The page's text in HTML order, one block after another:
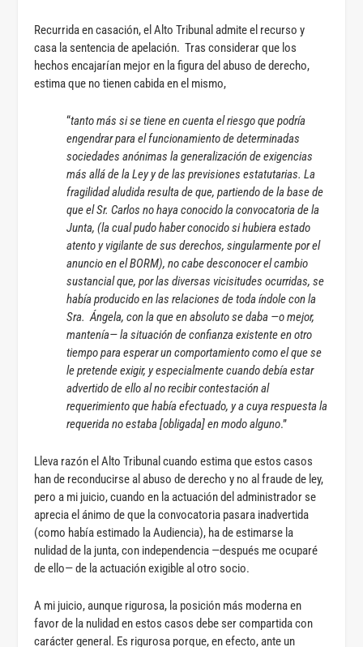
Recurrida en casación, el Alto Tribunal admite el recurso y
casa la sentencia de apelación. Tras considerar que los
hechos encajarían mejor en la figura del abuso de derecho,
estima que no tienen cabida en el mismo,
“tanto más si se tiene en cuenta el riesgo que podría
engendrar para el funcionamiento de determinadas
sociedades anónimas la generalización de exigencias
más allá de la Ley y de las previsiones estatutarias. La
fragilidad aludida resulta de que, partiendo de la base de
que el Sr. Carlos no haya conocido la convocatoria de la
Junta, (la cual pudo haber conocido si hubiera estado
atento y vigilante de sus derechos, singularmente por el
anuncio en el BORM), no cabe desconocer el cambio
sustancial que, por las diversas vicisitudes ocurridas, se
había producido en las relaciones de toda índole con la
Sra. Ángela, con la que en absoluto se daba —o mejor,
mantenía— la situación de confianza existente en otro
tiempo para esperar un comportamiento como el que se
le pretende exigir, y especialmente cuando debía estar
advertido de ello al no recibir contestación al
requerimiento que había efectuado, y a cuya respuesta la
requerida no estaba [obligada] en modo alguno.”
Lleva razón el Alto Tribunal cuando estima que estos casos
han de reconducirse al abuso de derecho y no al fraude de ley,
pero a mi juicio, cuando en la actuación del administrador se
aprecia el ánimo de que la convocatoria pasara inadvertida
(como había estimado la Audiencia), ha de estimarse la
nulidad de la junta, con independencia —después me ocuparé
de ello— de la actuación exigible al otro socio.
A mi juicio, aunque rigurosa, la posición más moderna en
favor de la nulidad en estos casos debe ser compartida con
carácter general. Es rigurosa porque, en efecto, ante un